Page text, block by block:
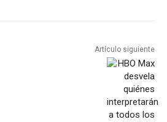
Artículo siguiente